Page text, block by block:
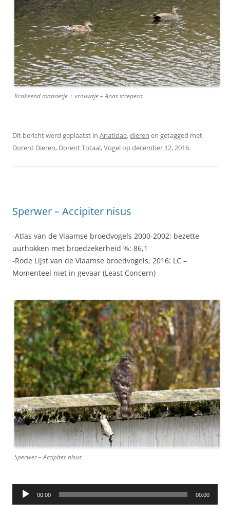
Krakeend mannetje + vrouwtje – Anas strepera
Dit bericht werd geplaatst in Anatidae,dieren en getagged met
Dorent Dieren, Dorent Totaal,Vogelopdecember 12, 2016.
Sperwer – Accipiter nisus
-Atlas van de Vlaamse broedvogels 2000-2002: bezette
uurhokken met broedzekerheid %: 86,1
-Rode Lijst van de Vlaamse broedvogels, 2016: LC –
Momenteel niet in gevaar (Least Concern)
Sperwer – Accipiter nisus
00:00 00:00